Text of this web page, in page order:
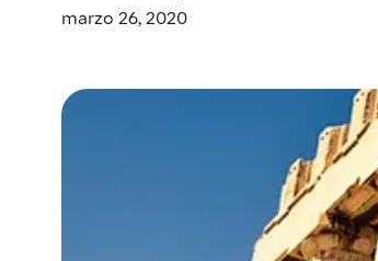
marzo 26, 2020